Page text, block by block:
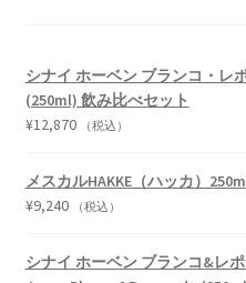
シナイ ホーベン ブランコ・レ
(250ml) 飲み比べセット
¥12,870 （税込）
メスカルHAKKE（ハッカ）
¥9,240 （税込）
シナイ ホーベン ブランコ&レ